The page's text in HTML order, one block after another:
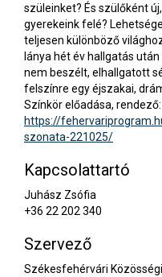
szüleinket? És szülőként
gyerekeink felé?
teljesen különböző
lánya hét év hallgatás
nem beszélt, elhallgatott
felszínre egy éjszakai,
Színkör előadása,
https://
szonata-221025/
Kapcsolattartó
Juhász Zsófia
+36 22 202 340
Szervező
Székesfehérvári